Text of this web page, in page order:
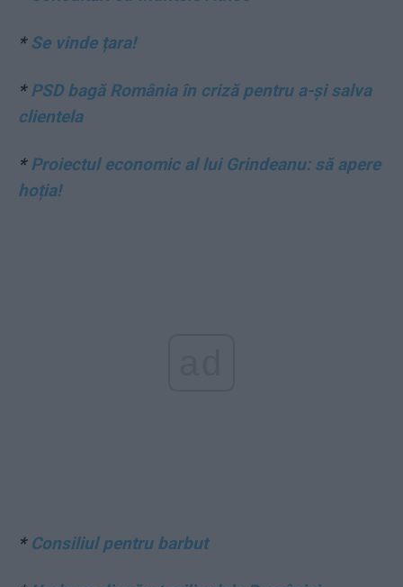
* Se vinde țara!
*PSD bagă România în criză pentru a-și salva
clientela
*Proiectul economic al lui Grindeanu: să apere
hoția!
* Consiliul pentru barbut